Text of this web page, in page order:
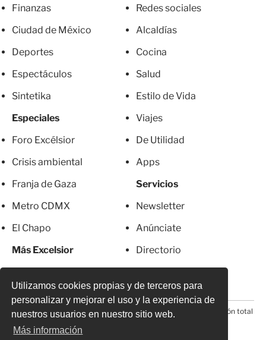
Utilizamos cookies propias y de terceros para
personalizar y mejorar el uso y la experiencia de
nuestros usuarios en nuestro sitio web.
Más información
Finanzas
Ciudad de México
Deportes
Espectáculos
Sintetika
Especiales
Foro Excélsior
Crisis ambiental
Franja de Gaza
Metro CDMX
El Chapo
Más Excelsior
Redes sociales
Alcaldías
Cocina
Salud
Estilo de Vida
Viajes
De Utilidad
Apps
Servicios
Newsletter
Anúnciate
Directorio
© 2026 Todos los derechos reservados. Prohibida la reproducción total
o parcial, incluyendo cualquier medio electrónico*